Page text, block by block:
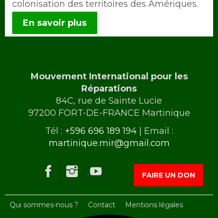
colonisation des territoires des Amériques.
En savoir plus
Mouvement International pour les
Réparations
84C, rue de Sainte Lucie
97200 FORT-DE-FRANCE Martinique
Tél : +596 696 189 194| Email :
martinique.mir@gmail.com
FAIRE UN DON
Qui sommes-nous ? Contact Mentions légales